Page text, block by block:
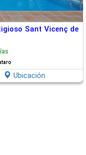
Sant Vicenç de
Ubicación